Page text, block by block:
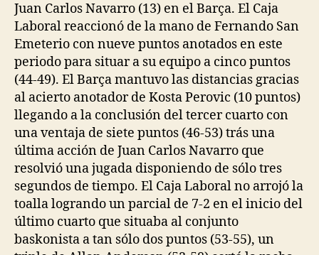
Juan Carlos Navarro (13) en el Barça. El Caja
Laboral reaccionó de la mano de Fernando San
Emeterio con nueve puntos anotados en este
periodo para situar a su equipo a cinco puntos
(44-49). El Barça mantuvo las distancias gracias
al acierto anotador de Kosta Perovic (10 puntos)
llegando a la conclusión del tercer cuarto con
una ventaja de siete puntos (46-53) trás una
última acción de Juan Carlos Navarro que
resolvió una jugada disponiendo de sólo tres
segundos de tiempo. El Caja Laboral no arrojó la
toalla logrando un parcial de 7-2 en el inicio del
último cuarto que situaba al conjunto
baskonista a tan sólo dos puntos (53-55), un